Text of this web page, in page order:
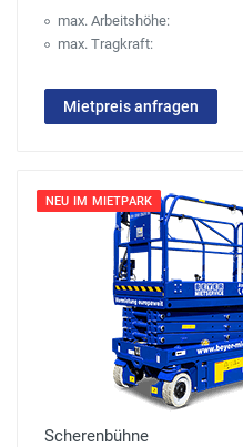
max. Arbeitshöhe:
max. Tragkraft:
Mietpreis anfragen
NEU IM MIETPARK
Scherenbühne